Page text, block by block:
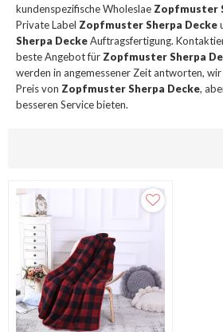
kundenspezifische Wholeslae Zopfmuster
Private Label Zopfmuster Sherpa Decke
Sherpa DeckeAuftragsfertigung.
beste Angebot für Zopfmuster Sherpa
werden in angemessener Zeit antworten,
Preis von Zopfmuster Sherpa Decke,
besseren Service bieten.